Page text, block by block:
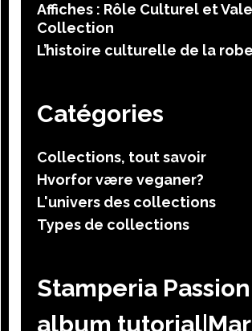
Affiches : Rôle Culturel et
Collection
L’histoire culturelle de la robe
Catégories
Collections, tout savoir
Hvorfor være veganer?
L'univers des collections
Types de collections
Stamperia
album